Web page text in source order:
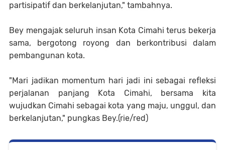
partisipatif dan berkelanjutan," tambahnya.
Bey mengajak seluruh insan Kota Cimahi terus bekerja
sama, bergotong royong dan berkontribusi dalam
pembangunan kota.
"Mari jadikan momentum hari jadi ini sebagai refleksi
perjalanan panjang Kota Cimahi, bersama kita
wujudkan Cimahi sebagai kota yang maju, unggul, dan
berkelanjutan," pungkas Bey.(rie/red)